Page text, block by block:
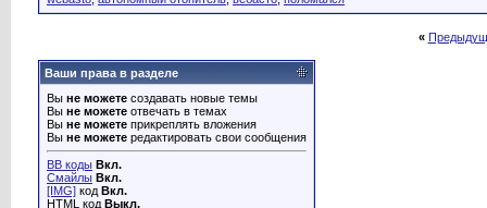
«
Ваши права в разделе
Вы не можете создавать новые темы
Вы не можете отвечать в темах
Вы не можете прикреплять вложения
Вы не можете редактировать свои сообщения
BB коды Вкл.
Смайлы Вкл.
[IMG] код Вкл.
HTML код Выкл.